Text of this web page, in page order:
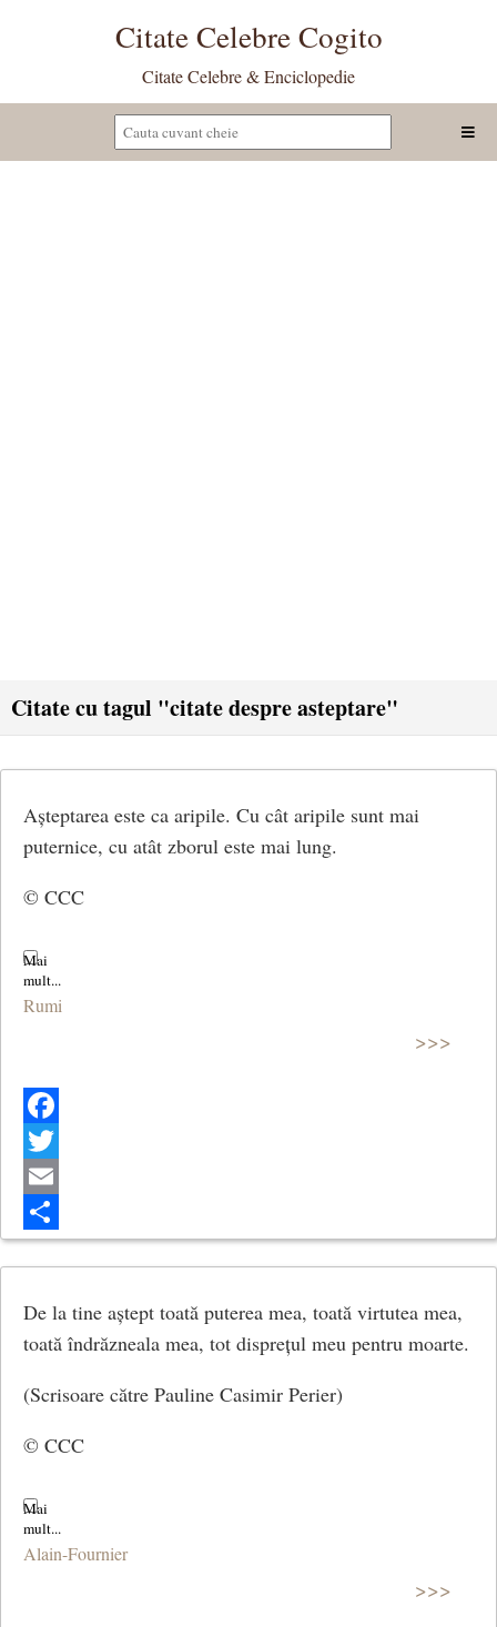
Citate Celebre Cogito
Citate Celebre & Enciclopedie
Citate cu tagul "citate despre asteptare"
Așteptarea este ca aripile. Cu cât aripile sunt mai
puternice, cu atât zborul este mai lung.
© CCC
Rumi
>>>
Facebook
Twitter
Email
Share
De la tine aștept toată puterea mea, toată virtutea mea,
toată îndrăzneala mea, tot disprețul meu pentru moarte.
(Scrisoare către Pauline Casimir Perier)
© CCC
Alain-Fournier
>>>